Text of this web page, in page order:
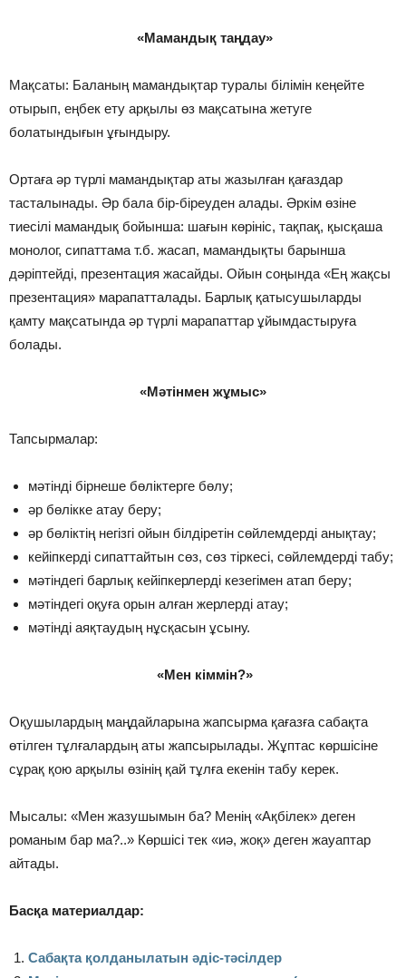
«Мамандық таңдау»
Мақсаты: Баланың мамандықтар туралы білімін кеңейте
отырып, еңбек ету арқылы өз мақсатына жетуге
болатындығын ұғындыру.
Ортаға әр түрлі мамандықтар аты жазылған қағаздар
тасталынады. Әр бала бір-біреуден алады. Әркім өзіне
тиесілі мамандық бойынша: шағын көрініс, тақпақ, қысқаша
монолог, сипаттама т.б. жасап, мамандықты барынша
дәріптейді, презентация жасайды. Ойын соңында «Ең жақсы
презентация» марапатталады. Барлық қатысушыларды
қамту мақсатында әр түрлі марапаттар ұйымдастыруға
болады.
«Мәтінмен жұмыс»
Тапсырмалар:
мәтінді бірнеше бөліктерге бөлу;
әр бөлікке атау беру;
әр бөліктің негізгі ойын білдіретін сөйлемдерді анықтау;
кейіпкерді сипаттайтын сөз, сөз тіркесі, сөйлемдерді табу;
мәтіндегі барлық кейіпкерлерді кезегімен атап беру;
мәтіндегі оқуға орын алған жерлерді атау;
мәтінді аяқтаудың нұсқасын ұсыну.
«Мен кіммін?»
Оқушылардың маңдайларына жапсырма қағазға сабақта
өтілген тұлғалардың аты жапсырылады. Жұптас көршісіне
сұрақ қою арқылы өзінің қай тұлға екенін табу керек.
Мысалы: «Мен жазушымын ба? Менің «Ақбілек» деген
романым бар ма?..» Көршісі тек «иә, жоқ» деген жауаптар
айтады.
Басқа материалдар:
Сабақта қолданылатын әдіс-тәсілдер